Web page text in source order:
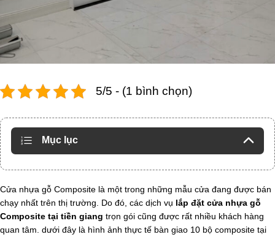
5/5 - (1 bình chọn)
Mục lục
Cửa nhựa gỗ Composite là một trong những mẫu cửa đang được bán
chạy nhất trên thị trường. Do đó, các dịch vụ lắp đặt cửa nhựa gỗ
Composite tại tiền giang trọn gói cũng được rất nhiều khách hàng
quan tâm. dưới đây là hình ảnh thực tế bàn giao 10 bộ composite tại